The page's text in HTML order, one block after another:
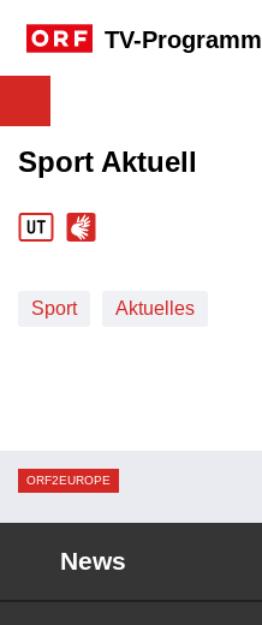
TV-Programm
Sport Aktuell
Sport Aktuelles
ORF2EUROPE
News